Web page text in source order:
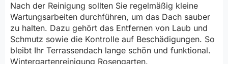
Nach der Reinigung sollten Sie regelmäßig kleine
Wartungsarbeiten durchführen, um das Dach sauber
zu halten. Dazu gehört das Entfernen von Laub und
Schmutz sowie die Kontrolle auf Beschädigungen. So
bleibt Ihr Terrassendach lange schön und funktional.
Wintergartenreinigung Rosengarten.